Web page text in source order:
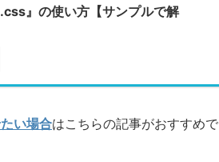
』の使い方【サンプルで解
い場合はこちらの記事がおすすめで